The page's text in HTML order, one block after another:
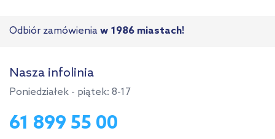
Odbiór zamówienia w 1986 miastach!
Nasza infolinia
Poniedziałek - piątek: 8-17
61 899 55 00